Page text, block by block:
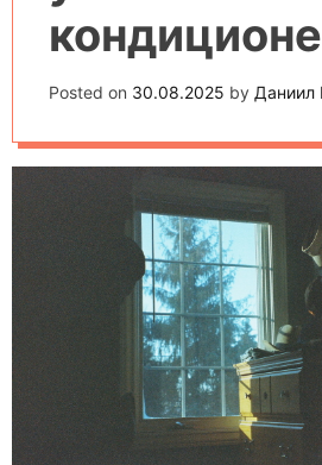
обычного:
и минусы
Posted on 30.08.2025 by Даниил